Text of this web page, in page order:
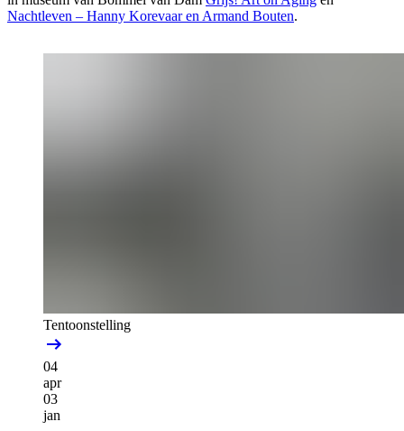
Nachtleven – Hanny Korevaar en Armand Bouten.
Tentoonstelling
04
apr
03
jan